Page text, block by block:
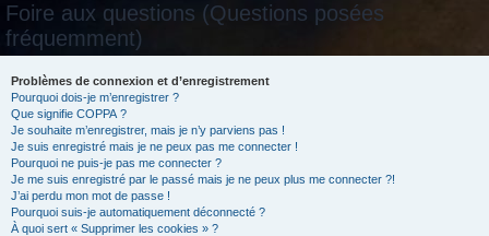
Foire aux questions (Questions posées
fréquemment)
Problèmes de connexion et d’enregistrement
Pourquoi dois-je m’enregistrer ?
Que signifie COPPA ?
Je souhaite m’enregistrer, mais je n’y parviens pas !
Je suis enregistré mais je ne peux pas me connecter !
Pourquoi ne puis-je pas me connecter ?
Je me suis enregistré par le passé mais je ne peux plus me connecter ?!
J’ai perdu mon mot de passe !
Pourquoi suis-je automatiquement déconnecté ?
À quoi sert « Supprimer les cookies » ?